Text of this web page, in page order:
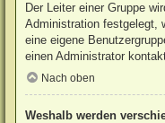
Der Leiter einer Gruppe
Administration festgelegt,
eine eigene
einen Administrator
Nach oben
Weshalb werden